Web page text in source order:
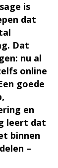
is
dat
Dat
nu al
online
goede
en
leert dat
binnen
–